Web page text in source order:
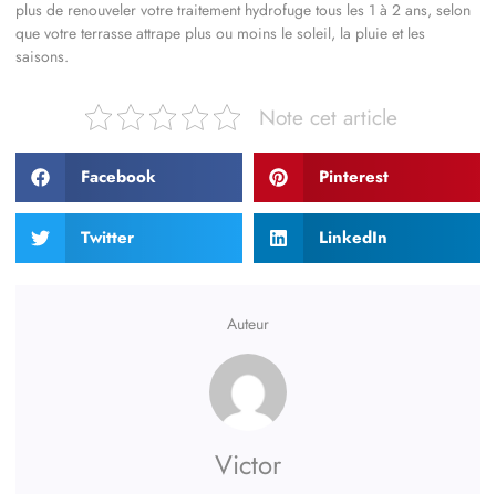
plus de renouveler votre traitement hydrofuge tous les 1 à 2 ans, selon
que votre terrasse attrape plus ou moins le soleil, la pluie et les
saisons.
Note cet article
Facebook Pinterest
Twitter LinkedIn
Auteur
Victor